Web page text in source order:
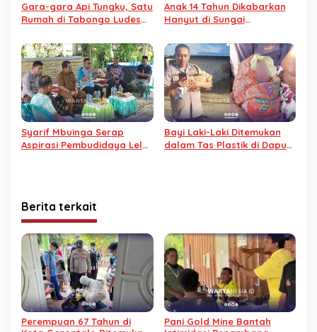
Gara-gara Api Tungku, Satu
Rumah di Tabongo Ludes
Anak 14 Tahun Dikabarkan
Hanyut di Sungai
Gorontalo
Syarif Mbuinga Serap
Aspirasi Pembudidaya Lele
Bayi Laki-Laki Ditemukan
dalam Tas Plastik di Dapur
Berita terkait
Perempuan 67 Tahun di
Pani Gold Mine Bantah